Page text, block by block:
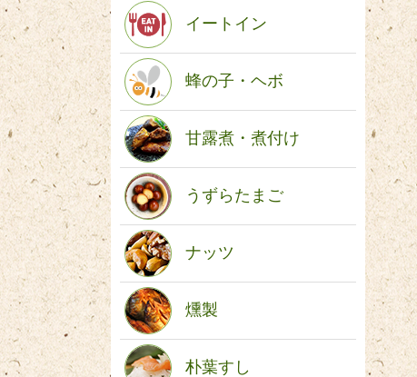
イートイン
蜂の子・ヘボ
甘露煮・煮付け
うずらたまご
ナッツ
燻製
朴葉すし